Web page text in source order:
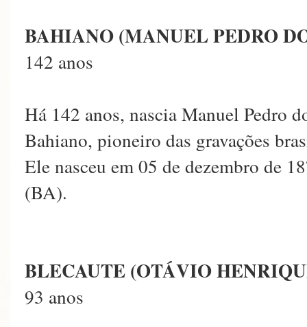
BAHIANO (MANUEL PEDRO
142 anos
Há 142 anos, nascia Manuel Pedro
Bahiano, pioneiro das gravações
Ele nasceu em 05 de dezembro de
(BA).
BLECAUTE (OTÁVIO
93 anos